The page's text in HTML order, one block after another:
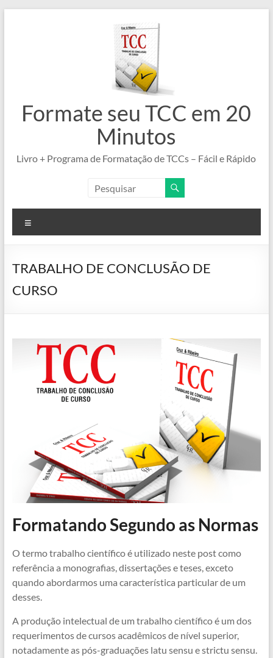
Formate seu TCC em 20
Minutos
Livro + Programa de Formatação de TCCs – Fácil e Rápido
TRABALHO DE CONCLUSÃO DE
CURSO
Formatando Segundo as Normas
O termo trabalho científico é utilizado neste post como
referência a monografias, dissertações e teses, exceto
quando abordarmos uma característica particular de um
desses.
A produção intelectual de um trabalho científico é um dos
requerimentos de cursos acadêmicos de nível superior,
notadamente as pós-graduações latu sensu e strictu sensu.